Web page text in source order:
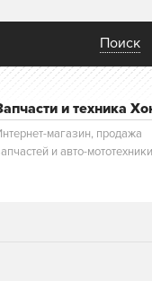
Поиск
и техника
магазин, продажа
и авто-мототехники